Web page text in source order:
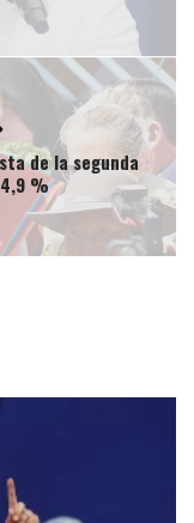
de la segunda
%